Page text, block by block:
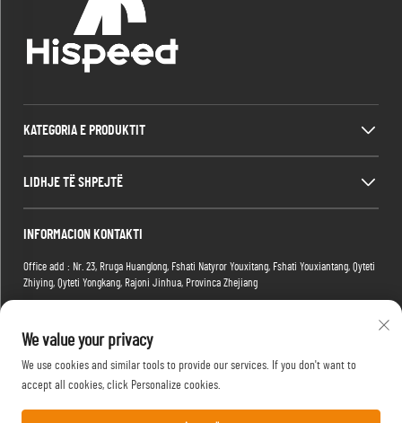
KATEGORIA E PRODUKTIT
LIDHJE TË SHPEJTË
INFORMACION KONTAKTI
Office add : Nr. 23, Rruga Huanglong, Fshati Natyror Youxitang, Fshati Youxiantang, Qyteti
Zhiying, Qyteti Yongkang, Rajoni Jinhua, Provinca Zhejiang
Email: [email protected]
We value your privacy
We use cookies and similar tools to provide our services. If you don't want to
accept all cookies, click Personalize cookies.